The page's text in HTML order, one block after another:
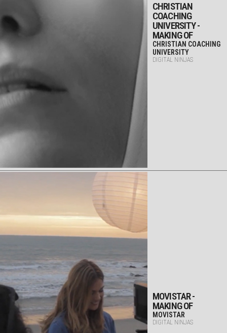
CHRISTIAN
COACHING
UNIVERSITY -
MAKING OF
CHRISTIAN COACHING
UNIVERSITY
DIGITAL NINJAS
MOVISTAR -
MAKING OF
MOVISTAR
DIGITAL NINJAS